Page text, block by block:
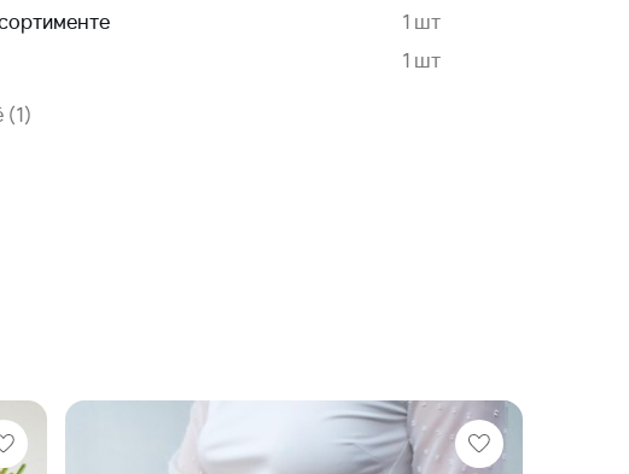
1 шт
1 шт
(1)